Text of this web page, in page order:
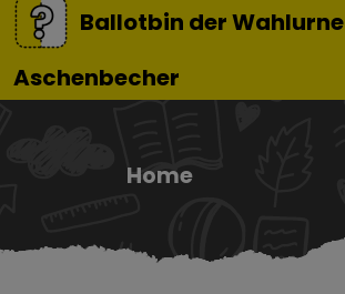
Ballotbin der Wahlurne
Aschenbecher
Home